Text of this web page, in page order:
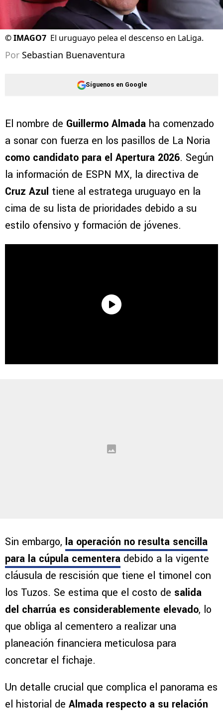
©IMAGO7 El uruguayo pelea el descenso en LaLiga.
Por Sebastian Buenaventura
Síguenos en Google
El nombre de Guillermo Almada ha comenzado
a sonar con fuerza en los pasillos de La Noria
como candidato para el Apertura 2026. Según
la información de ESPN MX, la directiva de
Cruz Azul tiene al estratega uruguayo en la
cima de su lista de prioridades debido a su
estilo ofensivo y formación de jóvenes.
Sin embargo, la operación no resulta sencilla
para la cúpula cementera debido a la vigente
cláusula de rescisión que tiene el timonel con
los Tuzos. Se estima que el costo de salida
del charrúa es considerablemente elevado, lo
que obliga al cementero a realizar una
planeación financiera meticulosa para
concretar el fichaje.
Un detalle crucial que complica el panorama es
el historial de Almada respecto a su relación